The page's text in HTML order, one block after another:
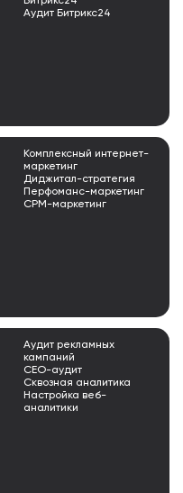
Аудит Битрикс24
Комплексный интернет-
маркетинг
Диджитал-стратегия
Перфоманс-маркетинг
СРМ-маркетинг
Аудит рекламных
кампаний
СЕО-аудит
Сквозная аналитика
Настройка веб-
аналитики